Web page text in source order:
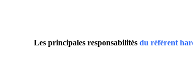
Les principales responsabilitésdu référent